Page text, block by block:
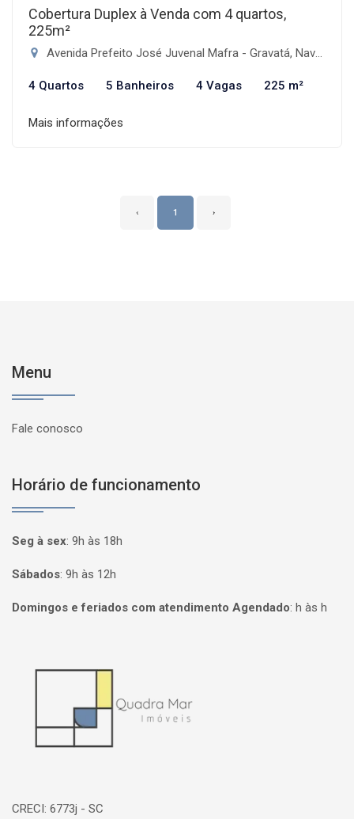
Cobertura Duplex à Venda com 4 quartos,
225m²
Avenida Prefeito José Juvenal Mafra - Gravatá, Navegantes-SC
4 Quartos 5 Banheiros 4 Vagas 225 m²
Mais informações
‹ 1 ›
Menu
Fale conosco
Horário de funcionamento
Seg à sex: 9h às 18h
Sábados: 9h às 12h
Domingos e feriados com atendimento Agendado: h às h
CRECI: 6773j - SC